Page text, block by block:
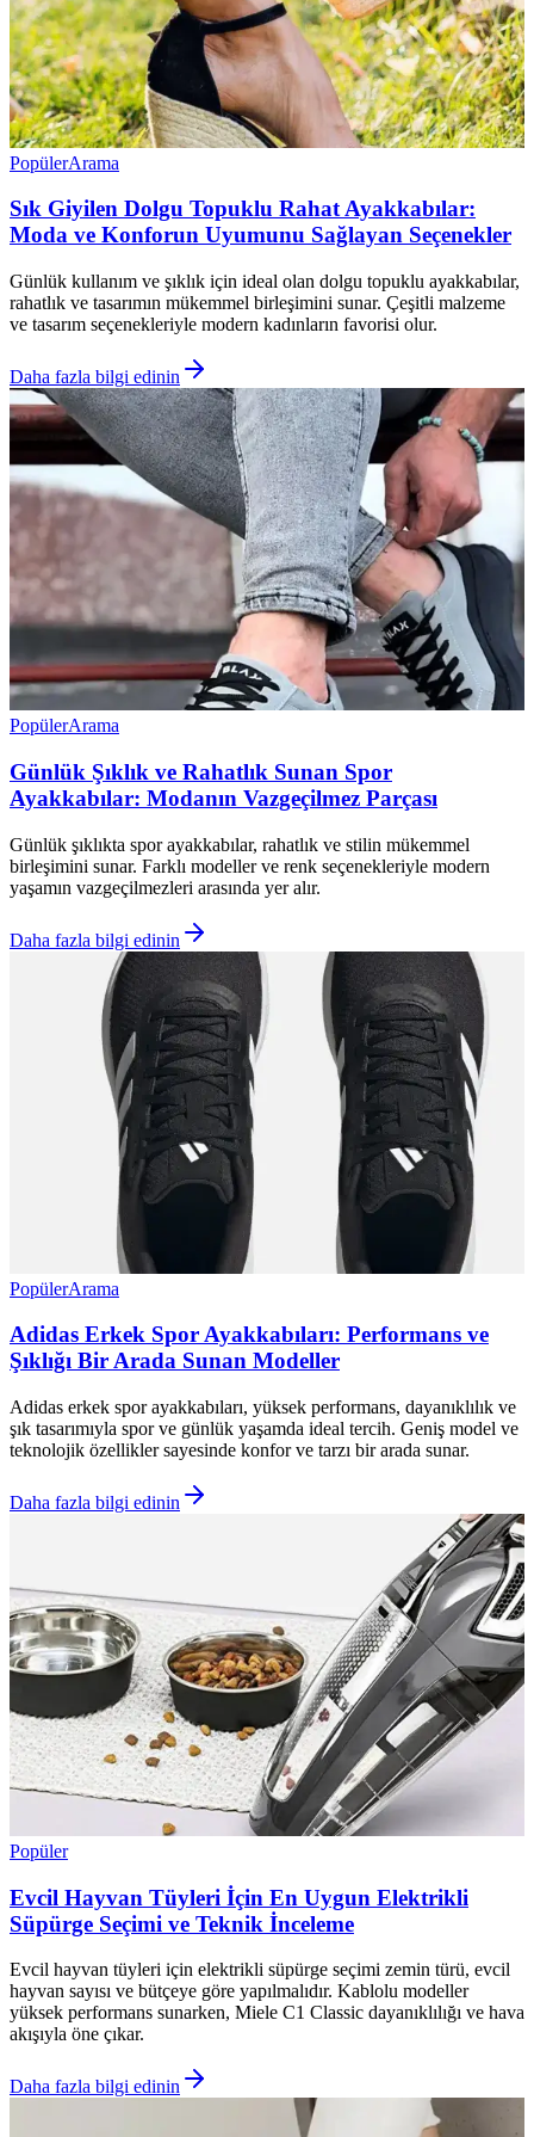
PopülerArama
Sık Giyilen Dolgu Topuklu Rahat Ayakkabılar:
Moda ve Konforun Uyumunu Sağlayan Seçenekler
Günlük kullanım ve şıklık için ideal olan dolgu topuklu ayakkabılar,
rahatlık ve tasarımın mükemmel birleşimini sunar. Çeşitli malzeme
ve tasarım seçenekleriyle modern kadınların favorisi olur.
Daha fazla bilgi edinin
PopülerArama
Günlük Şıklık ve Rahatlık Sunan Spor
Ayakkabılar: Modanın Vazgeçilmez Parçası
Günlük şıklıkta spor ayakkabılar, rahatlık ve stilin mükemmel
birleşimini sunar. Farklı modeller ve renk seçenekleriyle modern
yaşamın vazgeçilmezleri arasında yer alır.
Daha fazla bilgi edinin
PopülerArama
Adidas Erkek Spor Ayakkabıları: Performans ve
Şıklığı Bir Arada Sunan Modeller
Adidas erkek spor ayakkabıları, yüksek performans, dayanıklılık ve
şık tasarımıyla spor ve günlük yaşamda ideal tercih. Geniş model ve
teknolojik özellikler sayesinde konfor ve tarzı bir arada sunar.
Daha fazla bilgi edinin
Popüler
Evcil Hayvan Tüyleri İçin En Uygun Elektrikli
Süpürge Seçimi ve Teknik İnceleme
Evcil hayvan tüyleri için elektrikli süpürge seçimi zemin türü, evcil
hayvan sayısı ve bütçeye göre yapılmalıdır. Kablolu modeller
yüksek performans sunarken, Miele C1 Classic dayanıklılığı ve hava
akışıyla öne çıkar.
Daha fazla bilgi edinin